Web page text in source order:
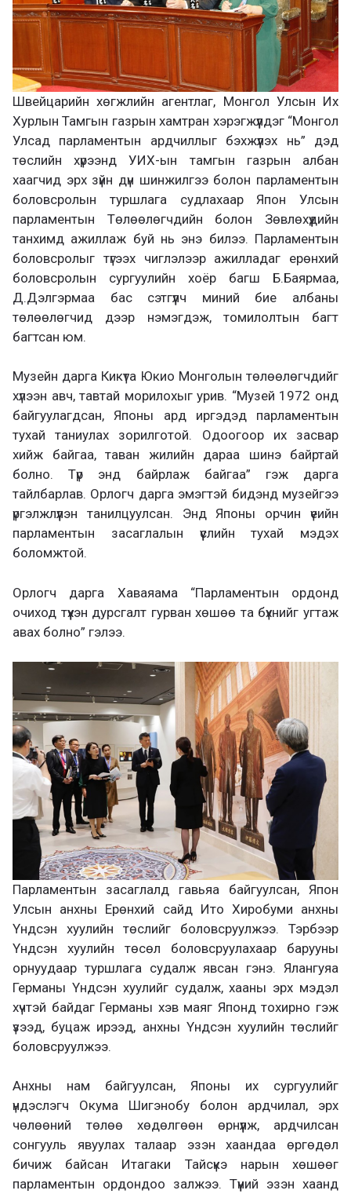
Швейцарийн хөгжлийн агентлаг, Монгол Улсын Их
Хурлын Тамгын газрын хамтран хэрэгжүүлдэг “Монгол
Улсад парламентын ардчиллыг бэхжүүлэх нь” дэд
төслийн хүрээнд УИХ-ын тамгын газрын албан
хаагчид эрх зүйн дүн шинжилгээ болон парламентын
боловсролын туршлага судлахаар Япон Улсын
парламентын Төлөөлөгчдийн болон Зөвлөхүүдийн
танхимд ажиллаж буй нь энэ билээ. Парламентын
боловсролыг түгээх чиглэлээр ажилладаг ерөнхий
боловсролын сургуулийн хоёр багш Б.Баярмаа,
Д.Дэлгэрмаа бас сэтгүүлч миний бие албаны
төлөөлөгчид дээр нэмэгдэж, томилолтын багт
багтсан юм.
Музейн дарга Кикүта Юкио Монголын төлөөлөгчдийг
хүлээн авч, тавтай морилохыг урив. “Музей 1972 онд
байгуулагдсан, Японы ард иргэдэд парламентын
тухай таниулах зорилготой. Одоогоор их засвар
хийж байгаа, таван жилийн дараа шинэ байртай
болно. Түр энд байрлаж байгаа” гэж дарга
тайлбарлав. Орлогч дарга эмэгтэй бидэнд музейгээ
үргэлжлүүлэн танилцуулсан. Энд Японы орчин үеийн
парламентын засаглалын үүслийн тухай мэдэх
боломжтой.
Орлогч дарга Хаваяама “Парламентын ордонд
очиход түүхэн дурсгалт гурван хөшөө та бүхнийг угтаж
авах болно” гэлээ.
Парламентын засаглалд гавьяа байгуулсан, Япон
Улсын анхны Ерөнхий сайд Ито Хиробуми анхны
Үндсэн хуулийн төслийг боловсруулжээ. Тэрбээр
Үндсэн хуулийн төсөл боловсруулахаар барууны
орнуудаар туршлага судалж явсан гэнэ. Ялангуяа
Германы Үндсэн хуулийг судалж, хааны эрх мэдэл
хүчтэй байдаг Германы хэв маяг Японд тохирно гэж
үзээд, буцаж ирээд, анхны Үндсэн хуулийн төслийг
боловсруулжээ.
Анхны нам байгуулсан, Японы их сургуулийг
үндэслэгч Окума Шигэнобу болон ардчилал, эрх
чөлөөний төлөө хөдөлгөөн өрнүүлж, ардчилсан
сонгууль явуулах талаар эзэн хаандаа өргөдөл
бичиж байсан Итагаки Тайсүкэ нарын хөшөөг
парламентын ордондоо залжээ. Түүний эзэн хаанд